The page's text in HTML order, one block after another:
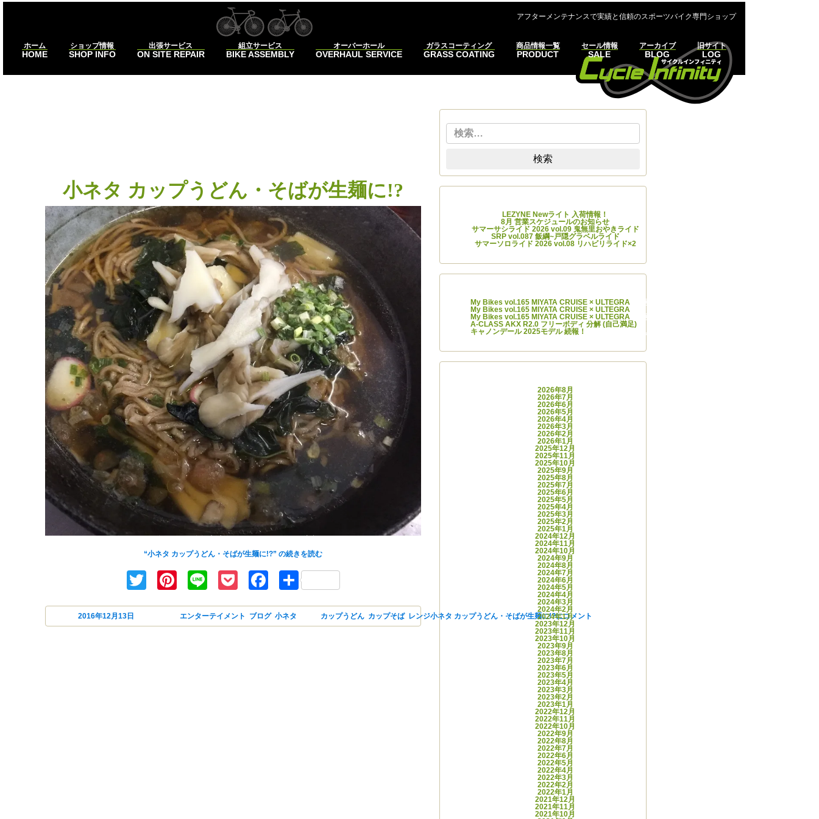
アフターメンテナンスで実績と信頼のスポーツバイク専門ショップ
ホーム
HOME
ショップ情報
SHOP INFO
出張サービス
ON SITE REPAIR
組立サービス
BIKE ASSEMBLY
オーバーホール
OVERHAUL SERVICE
ガラスコーティング
GRASS COATING
商品情報一覧
PRODUCT
セール情報
SALE
アーカイブ
BLOG
旧サイト
LOG
小ネタ カップうどん・そばが生麺に!?
“小ネタ カップうどん・そばが生麺に!?” の続きを読む
TwitterPinterest
Line PocketFacebook
共有
2016年12月13日 エンターテイメント ブログ, 小ネタ カップうどん, カップそば, レンジ小ネタ カップうどん・そばが生麺に!?にコメント
検索
LEZYNE Newライト 入荷情報！
8月 営業スケジュールのお知らせ
サマーサシライド 2026 vol.09 鬼無里おやきライド
SRP vol.087 飯綱~戸隠グラベルライド
サマーソロライド 2026 vol.08 リハビリライド×2
My Bikes vol.165 MIYATA CRUISE × ULTEGRA 阿部 学
My Bikes vol.165 MIYATA CRUISE × ULTEGRA
My Bikes vol.165 MIYATA CRUISE × ULTEGRA
阿部 学
A-CLASS AKX R2.0 フリーボディ 分解 (自己満足)
キャノンデール 2025モデル 続報！
より
2026年8月
2026年7月
2026年6月
2026年5月
2026年4月
2026年3月
2026年2月
2026年1月
2025年12月
2025年11月
2025年10月
2025年9月
2025年8月
2025年7月
2025年6月
2025年5月
2025年4月
2025年3月
2025年2月
2025年1月
2024年12月
2024年11月
2024年10月
2024年9月
2024年8月
2024年7月
2024年6月
2024年5月
2024年4月
2024年3月
2024年2月
2024年1月
2023年12月
2023年11月
2023年10月
2023年9月
2023年8月
2023年7月
2023年6月
2023年5月
2023年4月
2023年3月
2023年2月
2023年1月
2022年12月
2022年11月
2022年10月
2022年9月
2022年8月
2022年7月
2022年6月
2022年5月
2022年4月
2022年3月
2022年2月
2022年1月
2021年12月
2021年11月
2021年10月